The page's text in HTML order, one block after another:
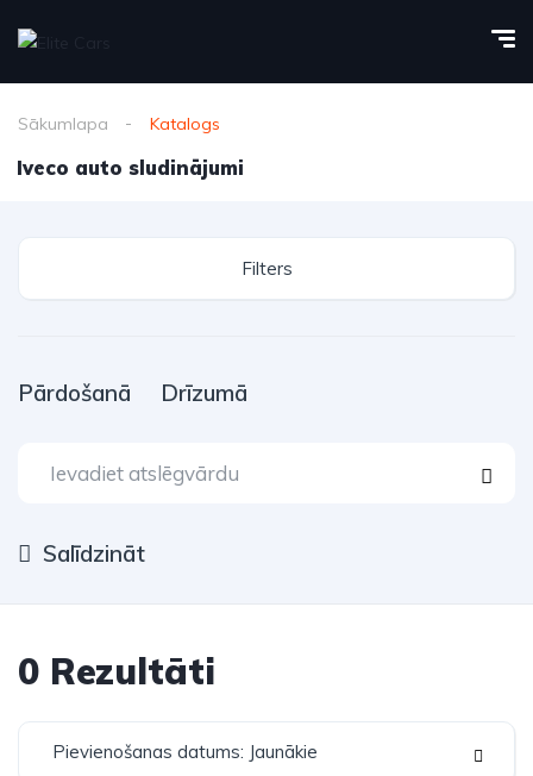
Sākumlapa Katalogs
Iveco auto sludinājumi
Filters
Pārdošanā Drīzumā
Salīdzināt
0 Rezultāti
Pievienošanas datums: Jaunākie